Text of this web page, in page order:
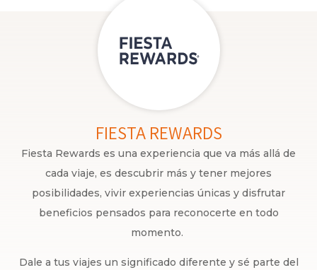
FIESTA REWARDS
Fiesta Rewards es una experiencia que va más allá de
cada viaje, es descubrir más y tener mejores
posibilidades, vivir experiencias únicas y disfrutar
beneficios pensados para reconocerte en todo
momento.
Dale a tus viajes un significado diferente y sé parte del